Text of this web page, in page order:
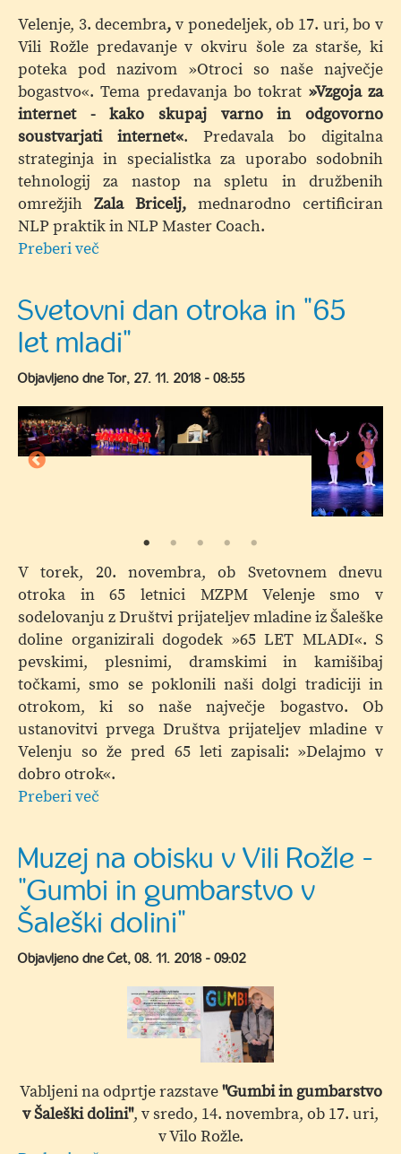
Velenje, 3. decembra,v ponedeljek, ob 17. uri, bo v
Vili Rožle predavanje v okviru šole za starše, ki
poteka pod nazivom »Otroci so naše največje
bogastvo«. Tema predavanja bo tokrat »Vzgoja za
internet - kako skupaj varno in odgovorno
soustvarjati internet«. Predavala bo digitalna
strateginja in specialistka za uporabo sodobnih
tehnologij za nastop na spletu in družbenih
omrežjih Zala Bricelj, mednarodno certificiran
NLP praktik in NLP Master Coach.
Preberi več
starše
-
so
naše
največje
bogastvo";
internet
-
kako
skupaj
varno
odgovorno
soustvarjati
internet«
Svetovni dan otroka in "65
let mladi"
Objavljeno dne Tor, 27. 11. 2018 - 08:55
V torek, 20. novembra, ob Svetovnem dnevu
otroka in 65 letnici MZPM Velenje smo v
sodelovanju z Društvi prijateljev mladine iz Šaleške
doline organizirali dogodek »65 LET MLADI«. S
pevskimi, plesnimi, dramskimi in kamišibaj
točkami, smo se poklonili naši dolgi tradiciji in
otrokom, ki so naše največje bogastvo. Ob
ustanovitvi prvega Društva prijateljev mladine v
Velenju so že pred 65 leti zapisali: »Delajmo v
dobro otrok«.
Preberi več
otroka
in
"65
let
mladi"
Muzej na obisku v Vili Rožle -
"Gumbi in gumbarstvo v
Šaleški dolini"
Objavljeno dne Čet, 08. 11. 2018 - 09:02
Vabljeni na odprtje razstave"Gumbi in gumbarstvo
v Šaleški dolini", v sredo, 14. novembra, ob 17. uri,
v Vilo Rožle.